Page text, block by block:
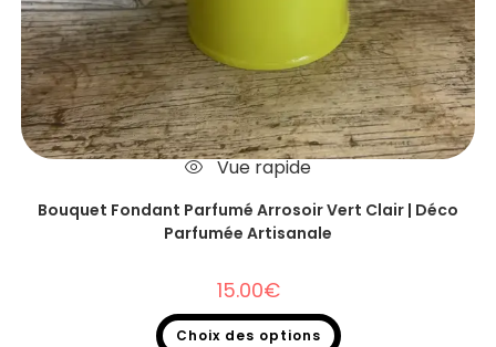
Vue rapide
Bouquet Fondant Parfumé Arrosoir Vert Clair | Déco
Parfumée Artisanale
15.00€
Choix des options